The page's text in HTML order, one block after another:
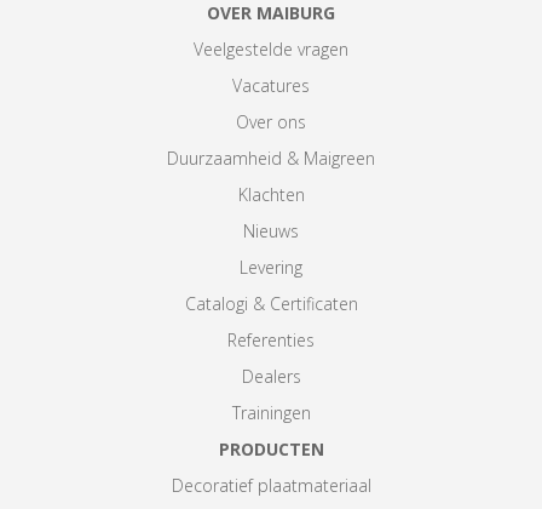
OVER MAIBURG
Veelgestelde vragen
Vacatures
Over ons
Duurzaamheid & Maigreen
Klachten
Nieuws
Levering
Catalogi & Certificaten
Referenties
Dealers
Trainingen
PRODUCTEN
Decoratief plaatmateriaal